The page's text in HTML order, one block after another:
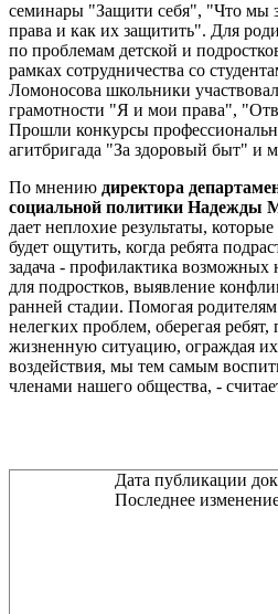
семинары "Защити себя", "Что мы
права и как их защитить". Для
по проблемам детской и
рамках сотрудничества со
Ломоносова школьники
грамотности "Я и мои права",
Прошли конкурсы
агитбригада "За здоровый быт" и
По мнению директора
социальной политики Надежды
дает неплохие результаты,
будет ощутить, когда ребята
задача - профилактика возможных
для подростков, выявление
ранней стадии. Помогая
нелегких проблем, оберегая
жизненную ситуацию, ограждая их
воздействия, мы тем самым
членами нашего общества, -
Дата публикации
Последнее